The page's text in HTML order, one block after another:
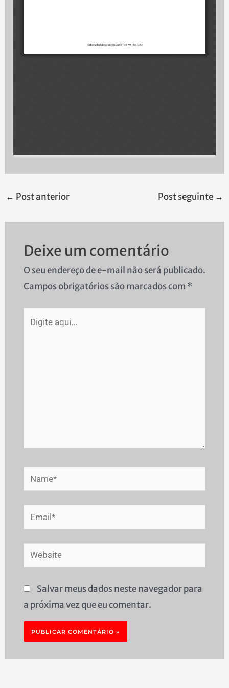
← Post anterior Post seguinte →
Deixe um comentário
O seu endereço de e-mail não será publicado.
Campos obrigatórios são marcados com *
aqui...
Name*
Email*
Website
Salvar meus dados neste navegador para
a próxima vez que eu comentar.